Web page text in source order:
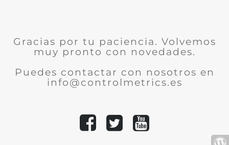
Gracias por tu paciencia. Volvemos
muy pronto con novedades.
Puedes contactar con nosotros en
info@controlmetrics.es